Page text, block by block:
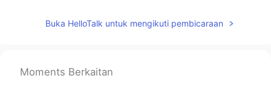
김상우 kim sang woo 2020.06.07 07:48
빅끼 내 생각에는 성격51 외모 49다. 성격이
벨로면 남은인생 골로 간다ㅋㅋㅋㅋ
Buka HelloTalk untuk mengikuti pembicaraan
Moments Berkaitan